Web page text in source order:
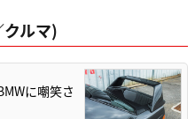
ルマ)
に嘲笑さ